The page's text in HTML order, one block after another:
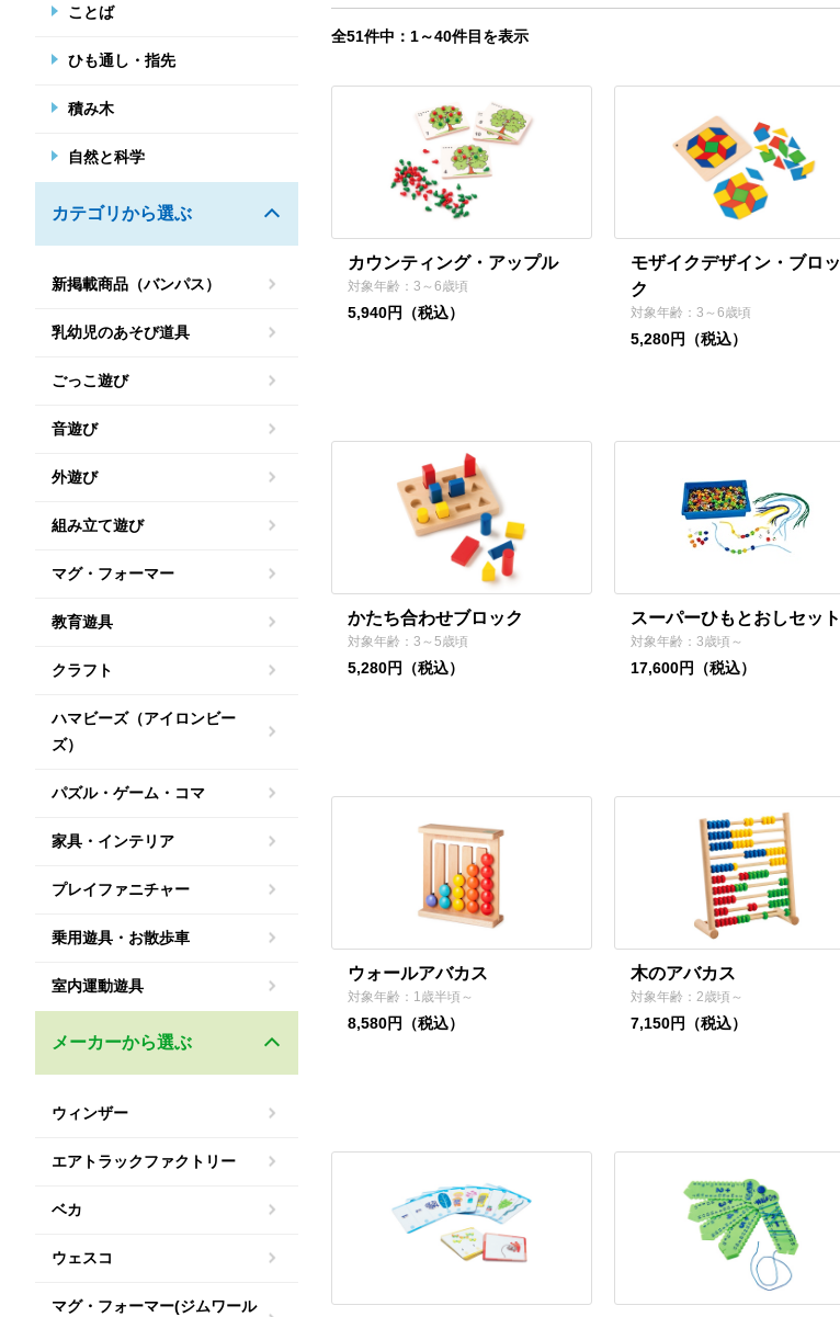
ことば
ひも通し・指先
積み木
自然と科学
カテゴリから選ぶ
新掲載商品（バンパス）
乳幼児のあそび道具
ごっこ遊び
音遊び
外遊び
組み立て遊び
マグ・フォーマー
教育遊具
クラフト
ハマビーズ（アイロンビー
ズ）
パズル・ゲーム・コマ
家具・インテリア
プレイファニチャー
乗用遊具・お散歩車
室内運動遊具
メーカーから選ぶ
ウィンザー
エアトラックファクトリー
ベカ
ウェスコ
マグ・フォーマー(ジムワール
全51件中：1～40件目を表示
カウンティング・アップル
対象年齢：3～6歳頃
5,940円（税込）
モザイクデザイン・ブロッ
ク
対象年齢：3～6歳頃
5,280円（税込）
かたち合わせブロック
対象年齢：3～5歳頃
5,280円（税込）
スーパーひもとおしセット
対象年齢：3歳頃～
17,600円（税込）
ウォールアバカス
対象年齢：1歳半頃～
8,580円（税込）
木のアバカス
対象年齢：2歳頃～
7,150円（税込）